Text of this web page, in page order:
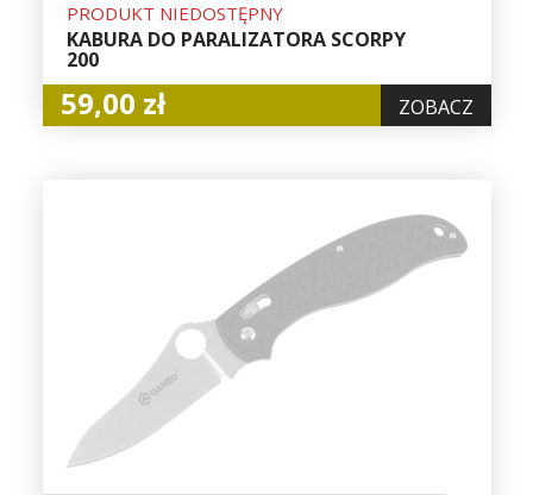
PRODUKT NIEDOSTĘPNY
KABURA DO PARALIZATORA SCORPY
200
59,00 zł ZOBACZ